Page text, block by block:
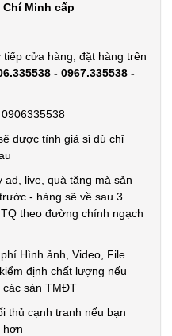
Minh cấp
cửa hàng, đặt hàng trên
- 0967.335538 -
được tính giá sỉ dù chỉ
live, quà tặng mà sản
- hàng sẽ về sau 3
theo đường chính ngạch
Hình ảnh, Video, File
định chất lượng nếu
các sàn TMĐT
thủ cạnh tranh nếu bạn
hơn